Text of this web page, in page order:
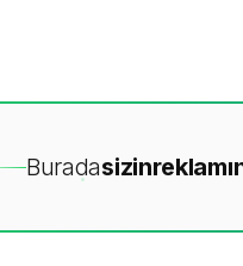
Buradasizin